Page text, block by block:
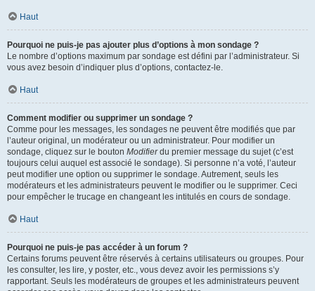
Haut
Pourquoi ne puis-je pas ajouter plus d’options à mon sondage ?
Le nombre d’options maximum par sondage est défini par l’administrateur. Si
vous avez besoin d’indiquer plus d’options, contactez-le.
Haut
Comment modifier ou supprimer un sondage ?
Comme pour les messages, les sondages ne peuvent être modifiés que par
l’auteur original, un modérateur ou un administrateur. Pour modifier un
sondage, cliquez sur le bouton Modifierdu premier message du sujet (c’est
toujours celui auquel est associé le sondage). Si personne n’a voté, l’auteur
peut modifier une option ou supprimer le sondage. Autrement, seuls les
modérateurs et les administrateurs peuvent le modifier ou le supprimer. Ceci
pour empêcher le trucage en changeant les intitulés en cours de sondage.
Haut
Pourquoi ne puis-je pas accéder à un forum ?
Certains forums peuvent être réservés à certains utilisateurs ou groupes. Pour
les consulter, les lire, y poster, etc., vous devez avoir les permissions s’y
rapportant. Seuls les modérateurs de groupes et les administrateurs peuvent